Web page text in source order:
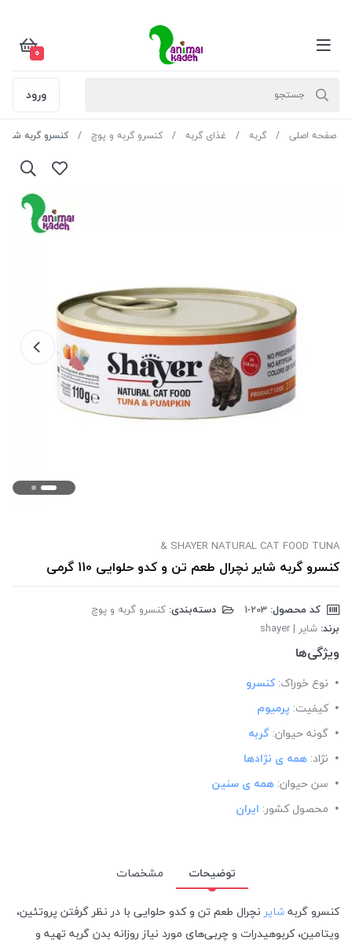
0
ورود
صفحه اصلی گربه غذای گربه کنسرو گربه و پوچ کنسرو گربه شایر
SHAYER NATURAL CAT FOOD TUNA &
کنسرو گربه شایر نچرال طعم تن و کدو حلوایی 110 گرمی
کد محصول: دسته‌بندی: کنسرو گربه و پوچ
برند: شایر | shayer
ویژگی‌ها
نوع خوراک: کنسرو
کیفیت: پرمیوم
گونه حیوان: گربه
نژاد: همه ی نژادها
سن حیوان: همه ی سنین
محصول کشور: ایران
توضیحات
مشخصات
کنسرو گربهشایر نچرال طعم تن و کدو حلوایی با در نظر گرفتن پروتئین،
ویتامین، کربوهیدرات و چربی‌های مورد نیاز روزانه بدن گربه تهیه و